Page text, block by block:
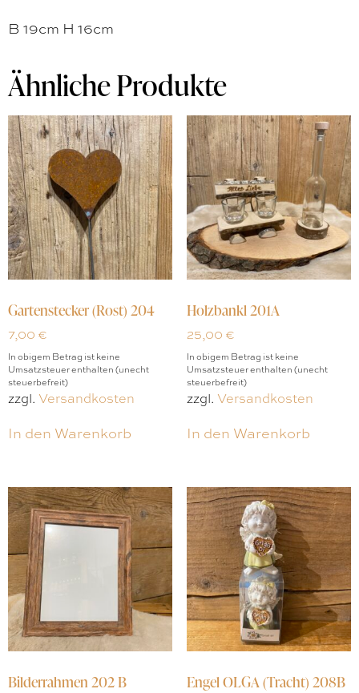
B 19cm H 16cm
Ähnliche Produkte
Gartenstecker (Rost) 204
7,00 €
In obigem Betrag ist keine
Umsatzsteuer enthalten (unecht
steuerbefreit)
zzgl. Versandkosten
In den Warenkorb
Holzbankl 201A
25,00 €
In obigem Betrag ist keine
Umsatzsteuer enthalten (unecht
steuerbefreit)
zzgl. Versandkosten
In den Warenkorb
Bilderrahmen 202 B Engel OLGA (Tracht) 208B